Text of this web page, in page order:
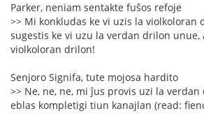
Parker, neniam sentakte fuŝos refoje
>> Mi konkludas ke vi uzis la violkoloran
sugestis ke vi uzu la verdan drilon unue,
violkoloran drilon!
Senjoro Signifa, tute mojosa hardito
>> Ne, ne, ne, mi ĵus provis uzi la
eblas kompletigi tiun kanajlan (read: